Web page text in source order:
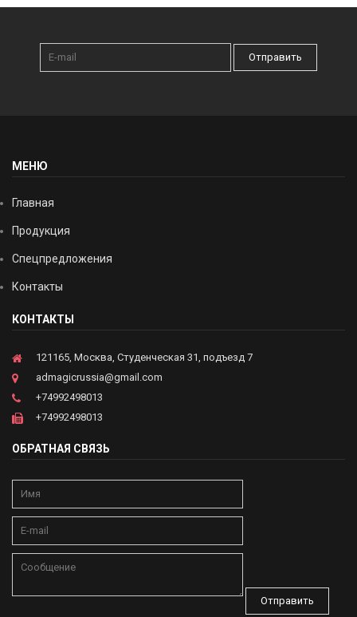
Отправить
МЕНЮ
Главная
Продукция
Спецпредложения
Контакты
КОНТАКТЫ
121165, Москва, Студенческая 31, подъезд 7
admagicrussia@gmail.com
+74992498013
+74992498013
ОБРАТНАЯ СВЯЗЬ
Отправить